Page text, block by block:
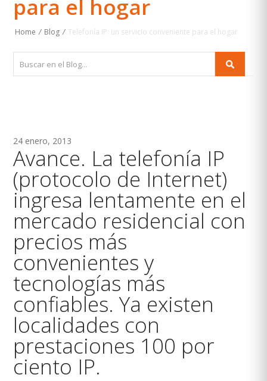
para el hogar
Home / Blog / Telefonía IP: un servicio conveniente para el hogar
24 enero, 2013
Avance. La telefonía IP
(protocolo de Internet)
ingresa lentamente en el
mercado residencial con
precios más
convenientes y
tecnologías más
confiables. Ya existen
localidades con
prestaciones 100 por
ciento IP.